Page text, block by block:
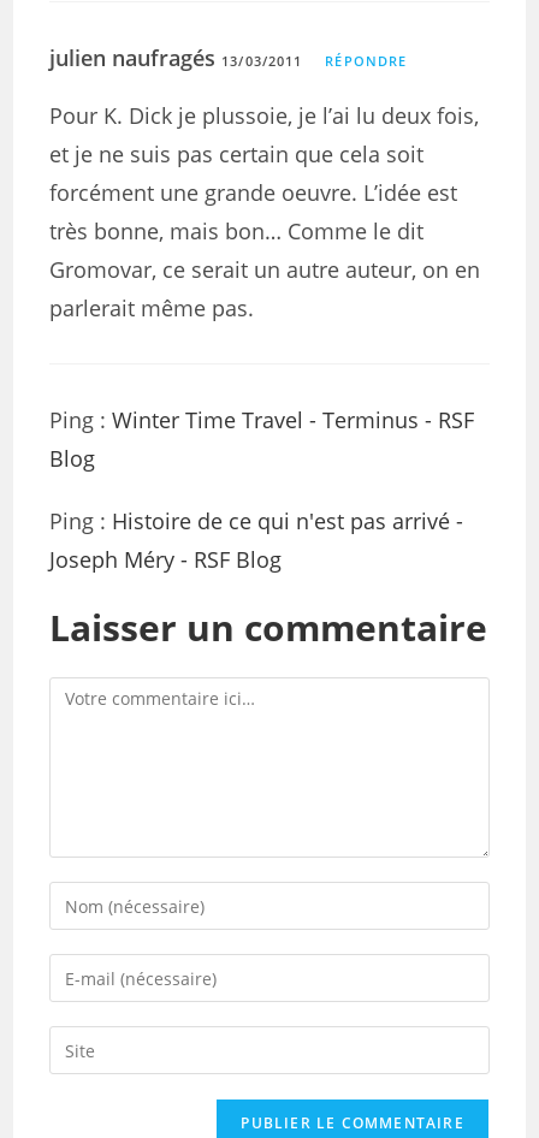
julien naufragés 13/03/2011 RÉPONDRE
Pour K. Dick je plussoie, je l’ai lu deux fois,
et je ne suis pas certain que cela soit
forcément une grande oeuvre. L’idée est
très bonne, mais bon… Comme le dit
Gromovar, ce serait un autre auteur, on en
parlerait même pas.
Ping :Winter Time Travel - Terminus - RSF
Blog
Ping : Histoire de ce qui n'est pas arrivé -
Joseph Méry - RSF Blog
Laisser un commentaire